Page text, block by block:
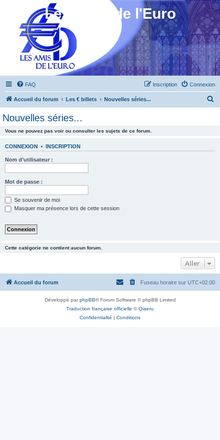
Les Amis de l'Euro
FAQ Connexion
Inscription
Accueil du forum Les € billets Nouvelles séries...
Nouvelles séries...
Vous ne pouvez pas voir ou consulter les sujets de ce forum.
CONNEXION • INSCRIPTION
Nom d’utilisateur :
Mot de passe :
Se souvenir de moi
Masquer ma présence lors de cette session
Cette catégorie ne contient aucun forum.
Aller
Accueil du forum Fuseau horaire sur UTC+02:00
Développé parphpBB® Forum Software © phpBB Limited
Traduction française officielle ©Qiaeru
Confidentialité | Conditions